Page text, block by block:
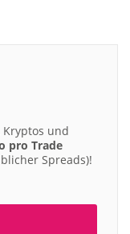
Kryptos und
pro Trade
Spreads)!